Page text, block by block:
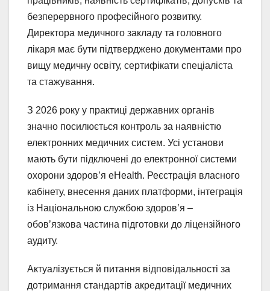
безперервного професійного розвитку.
Директора медичного закладу та головного
лікаря має бути підтверджено документами про
вищу медичну освіту, сертифікати спеціаліста
та стажування.
З 2026 року у практиці державних органів
значно посилюється контроль за наявністю
електронних медичних систем. Усі установи
мають бути підключені до електронної системи
охорони здоров’я eHealth. Реєстрація власного
кабінету, внесення даних платформи, інтеграція
із Національною службою здоров’я –
обов’язкова частина підготовки до ліцензійного
аудиту.
Актуалізується й питання відповідальності за
дотримання стандартів акредитації медичних